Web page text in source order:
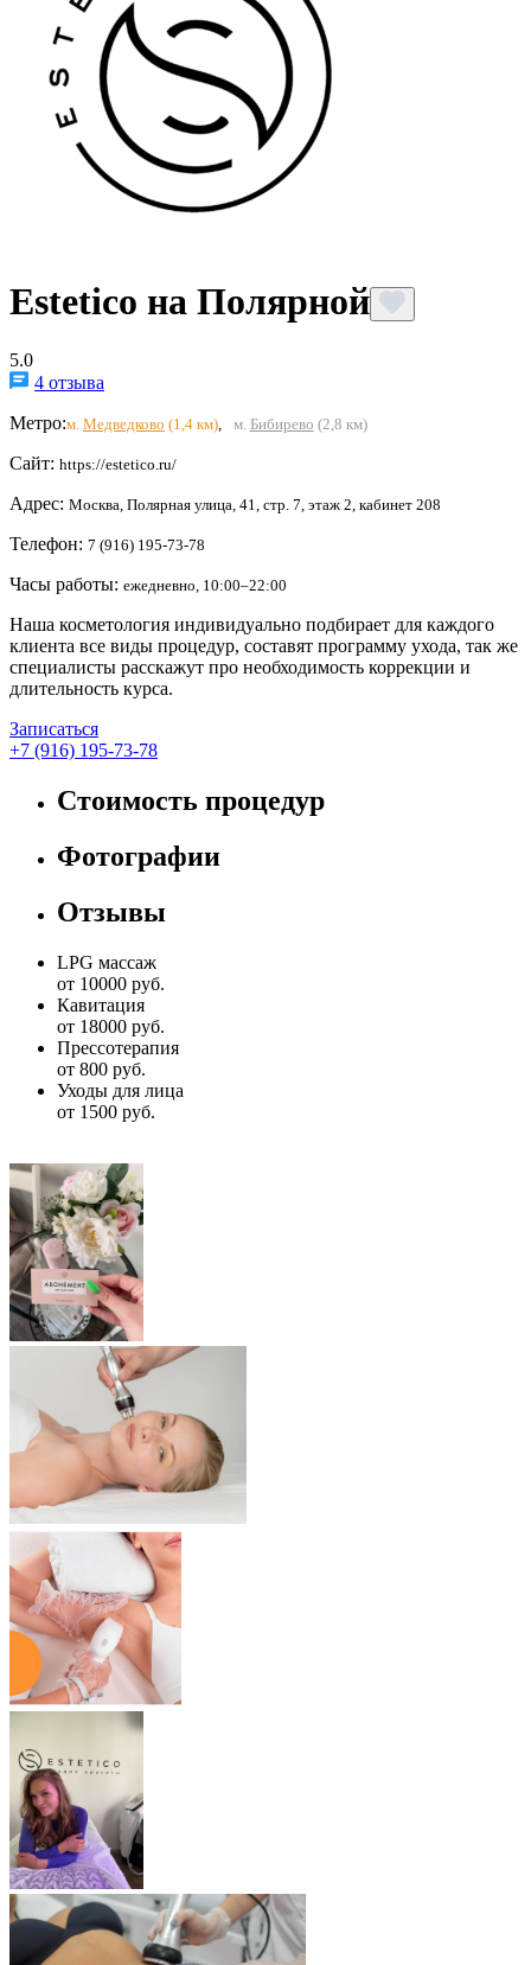
Estetico на Полярной
5.0
4 отзыва
Метро:м. Медведково (1,4 км) м. Бибирево (2,8 км)
Сайт: https://estetico.ru/
Адрес: Москва, Полярная улица, 41, стр. 7, этаж 2, кабинет 208
Телефон: 7 (916) 195-73-78
Часы работы: ежедневно, 10:00–22:00
Наша косметология индивидуально подбирает для каждого
клиента все виды процедур, составят программу ухода, так же
специалисты расскажут про необходимость коррекции и
длительность курса.
Записаться
+7 (916) 195-73-78
Стоимость процедур
Фотографии
Отзывы
LPG массаж
от 10000 руб.
Кавитация
от 18000 руб.
Прессотерапия
от 800 руб.
Уходы для лица
от 1500 руб.